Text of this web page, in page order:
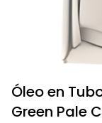
Óleo en
Green Pale